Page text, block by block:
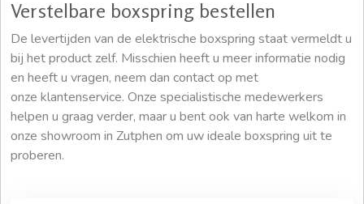
Verstelbare boxspring bestellen
De levertijden van de elektrische boxspring staat vermeldt u
bij het product zelf. Misschien heeft u meer informatie nodig
en heeft u vragen, neem dan contact op met
onze klantenservice. Onze specialistische medewerkers
helpen u graag verder, maar u bent ook van harte welkom in
onze showroom in Zutphen om uw ideale boxspring uit te
proberen.